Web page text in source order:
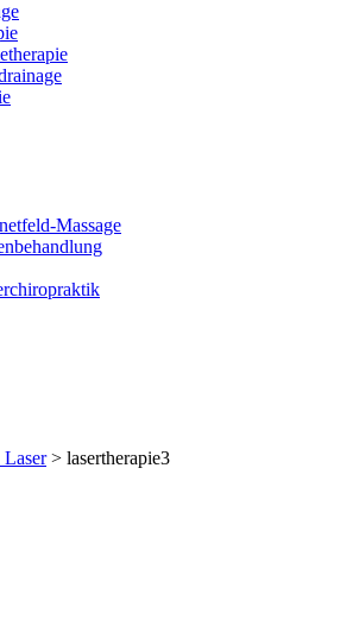
Massage
Laser> lasertherapie3